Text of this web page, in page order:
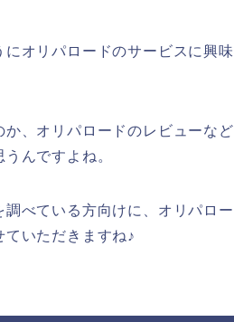
オリパロードのサービスに興味
、オリパロードのレビューなど
んですよね。
べている方向けに、オリパロー
ていただきますね♪